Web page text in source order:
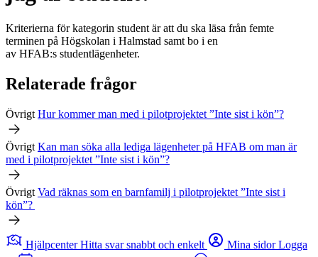
Kriterierna för kategorin student är att du ska läsa från femte
terminen på Högskolan i Halmstad samt bo i en
av HFAB:s studentlägenheter.
Relaterade frågor
Övrigt Hur kommer man med i pilotprojektet ”Inte sist i kön”?
Övrigt Kan man söka alla lediga lägenheter på HFAB om man är
med i pilotprojektet ”Inte sist i kön”?
Övrigt Vad räknas som en barnfamilj i pilotprojektet ”Inte sist i
kön”?
Hjälpcenter Hitta svar snabbt och enkelt Mina sidor Logga